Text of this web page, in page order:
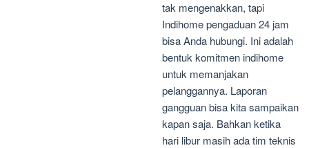
tak mengenakkan, tapi
Indihome pengaduan 24 jam
bisa Anda hubungi. Ini adalah
bentuk komitmen indihome
untuk memanjakan
pelanggannya. Laporan
gangguan bisa kita sampaikan
kapan saja. Bahkan ketika
hari libur masih ada tim teknis